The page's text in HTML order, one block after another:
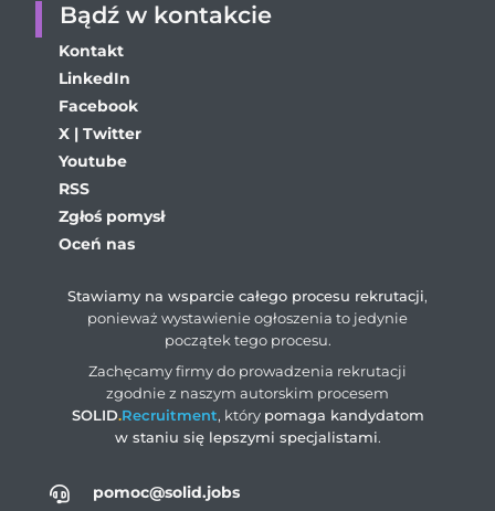
pomoc@solid.jobs
Bądź w kontakcie
Kontakt
LinkedIn
Facebook
X | Twitter
Youtube
RSS
Zgłoś pomysł
Oceń nas
Stawiamy na wsparcie całego procesu rekrutacji,
ponieważ wystawienie ogłoszenia to jedynie
początek tego procesu.
Zachęcamy firmy do prowadzenia rekrutacji
zgodnie z naszym autorskim procesem
SOLID.Recruitment, który pomaga kandydatom
w staniu się lepszymi specjalistami.